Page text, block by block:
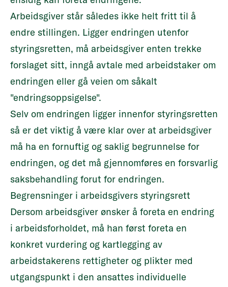
Arbeidsgiver står således ikke helt fritt til å
endre stillingen. Ligger endringen utenfor
styringsretten, må arbeidsgiver enten trekke
forslaget sitt, inngå avtale med arbeidstaker om
endringen eller gå veien om såkalt
"endringsoppsigelse".
Selv om endringen ligger innenfor styringsretten
så er det viktig å være klar over at arbeidsgiver
må ha en fornuftig og saklig begrunnelse for
endringen, og det må gjennomføres en forsvarlig
saksbehandling forut for endringen.
Begrensninger i arbeidsgivers styringsrett
Dersom arbeidsgiver ønsker å foreta en endring
i arbeidsforholdet, må han først foreta en
konkret vurdering og kartlegging av
arbeidstakerens rettigheter og plikter med
utgangspunkt i den ansattes individuelle